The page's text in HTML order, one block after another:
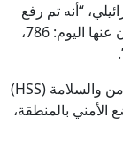
“أنه تم رفع
أوامر الإخلاء عن البلوكات التالية التي تم الإعلان عنها اليوم: 786،
ولفت المكتب التابع للأمم المتحدة بأن قسم الأمن والسلامة (HSS)
بالمنطقة،